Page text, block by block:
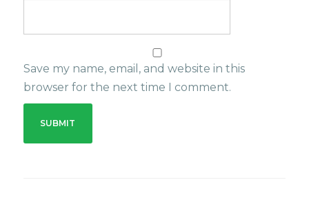
Save my name, email, and website in this
browser for the next time I comment.